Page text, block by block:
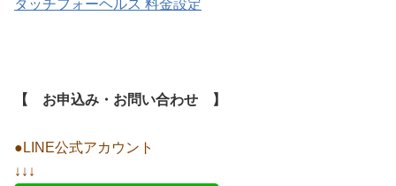
タッチフォーヘルス 料金設定
【 お申込み・お問い合わせ 】
●LINE公式アカウント
↓↓↓